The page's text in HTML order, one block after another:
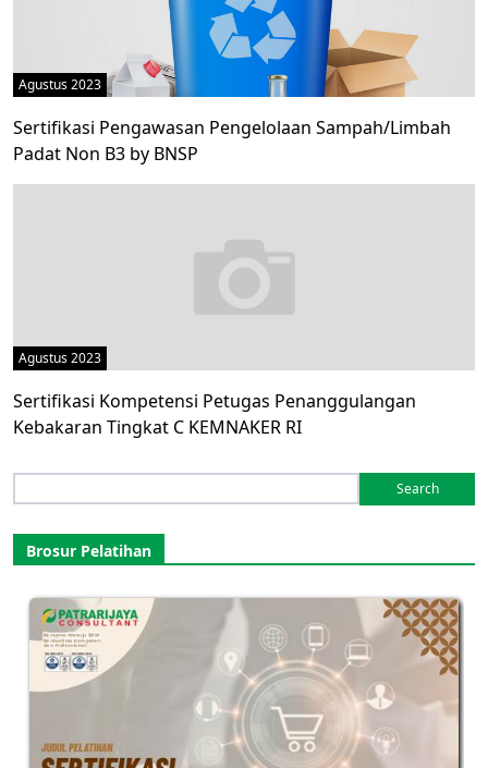
Agustus 2023
Sertifikasi Pengawasan Pengelolaan Sampah/Limbah
Padat Non B3 by BNSP
Agustus 2023
Sertifikasi Kompetensi Petugas Penanggulangan
Kebakaran Tingkat C KEMNAKER RI
for:
Brosur Pelatihan